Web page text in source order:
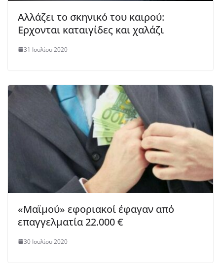
Αλλάζει το σκηνικό του καιρού:
Ερχονται καταιγίδες και χαλάζι
31 Ιουλίου 2020
«Μαϊμού» εφοριακοί έφαγαν από
επαγγελματία 22.000 €
30 Ιουλίου 2020